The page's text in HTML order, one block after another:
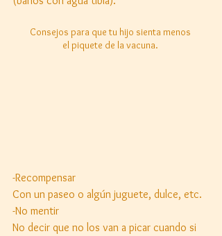
Consejos para que tu hijo sienta menos
el piquete de la vacuna.
-Recompensar
Con un paseo o algún juguete, dulce, etc.
-No mentir
No decir que no los van a picar cuando si